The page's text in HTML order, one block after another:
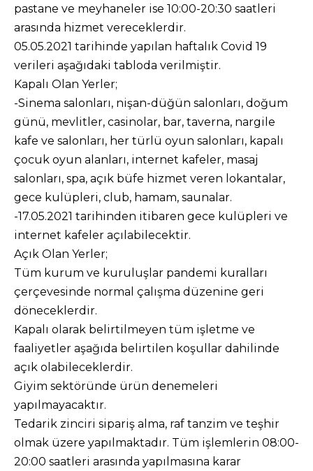
pastane ve meyhaneler ise 10:00-20:30 saatleri
arasında hizmet vereceklerdir.
05.05.2021 tarihinde yapılan haftalık Covid 19
verileri aşağıdaki tabloda verilmiştir.
Kapalı Olan Yerler;
-Sinema salonları, nişan-düğün salonları, doğum
günü, mevlitler, casinolar, bar, taverna, nargile
kafe ve salonları, her türlü oyun salonları, kapalı
çocuk oyun alanları, internet kafeler, masaj
salonları, spa, açık büfe hizmet veren lokantalar,
gece kulüpleri, club, hamam, saunalar.
-17.05.2021 tarihinden itibaren gece kulüpleri ve
internet kafeler açılabilecektir.
Açık Olan Yerler;
Tüm kurum ve kuruluşlar pandemi kuralları
çerçevesinde normal çalışma düzenine geri
döneceklerdir.
Kapalı olarak belirtilmeyen tüm işletme ve
faaliyetler aşağıda belirtilen koşullar dahilinde
açık olabileceklerdir.
Giyim sektöründe ürün denemeleri
yapılmayacaktır.
Tedarik zinciri sipariş alma, raf tanzim ve teşhir
olmak üzere yapılmaktadır. Tüm işlemlerin 08:00-
20:00 saatleri arasında yapılmasına karar